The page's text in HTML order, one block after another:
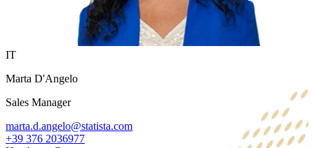
IT
Marta D'Angelo
Sales Manager
marta.d.angelo@statista.com
+39 376 2036977